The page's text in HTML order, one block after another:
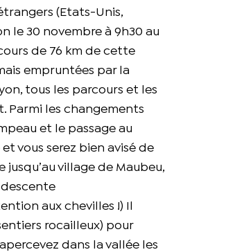
(Etats-Unis,
le 30 novembre à 9h30 au
de 76 km de cette
empruntées par la
tous les parcours et les
Parmi les changements
et le passage au
vous serez bien avisé de
village de Maubeu,
aux chevilles !) Il
rocailleux) pour
dans la vallée les